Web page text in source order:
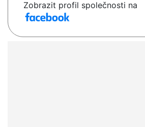
Zobrazit profil společnosti na